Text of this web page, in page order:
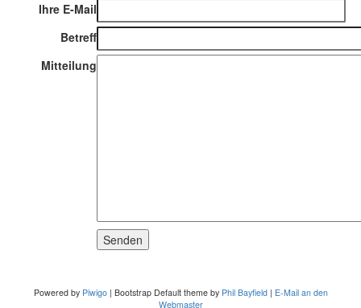
Ihre E-Mail
Betreff
Mitteilung
Powered by Piwigo| Bootstrap Default theme by Phil Bayfield| E-Mail an den
Webmaster